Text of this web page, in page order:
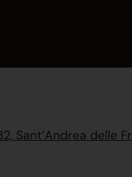
Sant’Andrea delle